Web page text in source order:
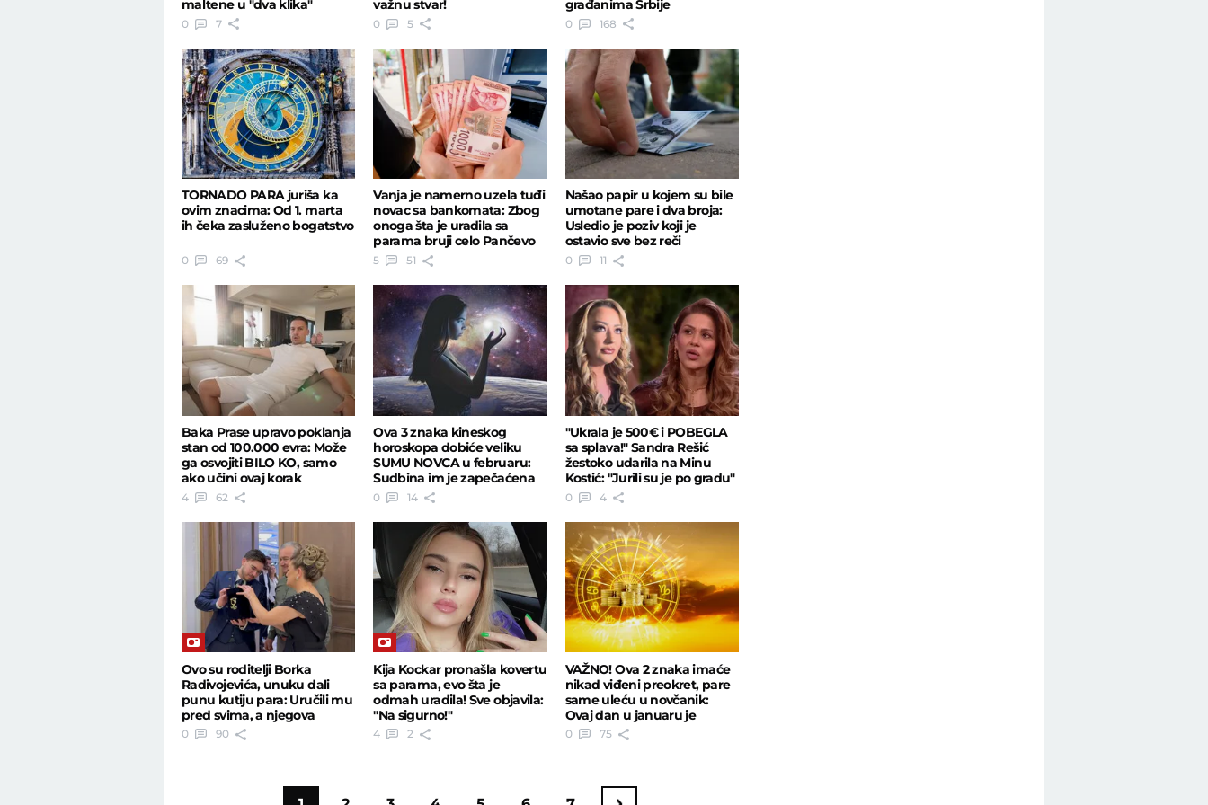
maltene u "dva klika"
0 7
važnu stvar!
0 5
građanima Srbije
0 168
TORNADO PARA juriša ka
ovim znacima: Od 1. marta
ih čeka zasluženo bogatstvo
0 69
Vanja je namerno uzela tuđi
novac sa bankomata: Zbog
onoga šta je uradila sa
parama bruji celo Pančevo
5 51
Našao papir u kojem su bile
umotane pare i dva broja:
Usledio je poziv koji je
ostavio sve bez reči
0 11
Baka Prase upravo poklanja
stan od 100.000 evra: Može
ga osvojiti BILO KO, samo
ako učini ovaj korak
4 62
Ova 3 znaka kineskog
horoskopa dobiće veliku
SUMU NOVCA u februaru:
Sudbina im je zapečaćena
0 14
"Ukrala je 500€ i POBEGLA
sa splava!" Sandra Rešić
žestoko udarila na Minu
Kostić: "Jurili su je po gradu"
0 4
Ovo su roditelji Borka
Radivojevića, unuku dali
punu kutiju para: Uručili mu
pred svima, a njegova
reakcija...
0 90
Kija Kockar pronašla kovertu
sa parama, evo šta je
odmah uradila! Sve objavila:
"Na sigurno!"
4 2
VAŽNO! Ova 2 znaka imaće
nikad viđeni preokret, pare
same uleću u novčanik:
Ovaj dan u januaru je
najvažniji
0 75